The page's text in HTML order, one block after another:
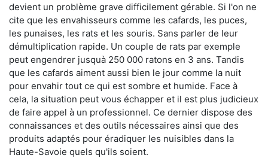
devient un problème grave difficilement gérable. Si l'on ne
cite que les envahisseurs comme les cafards, les puces,
les punaises, les rats et les souris. Sans parler de leur
démultiplication rapide. Un couple de rats par exemple
peut engendrer jusquà 250 000 ratons en 3 ans. Tandis
que les cafards aiment aussi bien le jour comme la nuit
pour envahir tout ce qui est sombre et humide. Face à
cela, la situation peut vous échapper et il est plus judicieux
de faire appel à un professionnel. Ce dernier dispose des
connaissances et des outils nécessaires ainsi que des
produits adaptés pour éradiquer les nuisibles dans la
Haute-Savoie quels qu'ils soient.